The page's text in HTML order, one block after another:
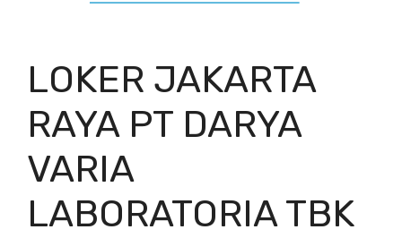
LOKER JAKARTA
RAYA PT DARYA
VARIA
LABORATORIA TBK